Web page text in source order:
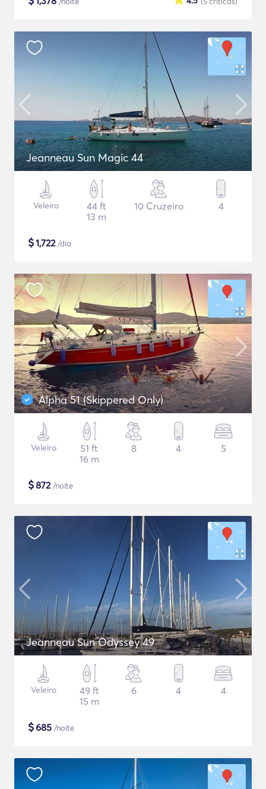
Jeanneau Sun Magic 44
Veleiro
44 ft
13 m
10 Cruzeiro 4
$1,722/dia
Alpha 51 (Skippered Only)
Veleiro
51 ft
16 m
8 4 5
$872/noite
Jeanneau Sun Odyssey 49
Veleiro
49 ft
15 m
6 4 4
$685 /noite